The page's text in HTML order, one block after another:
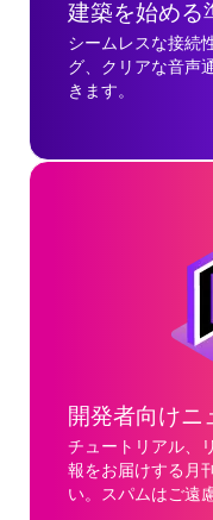
建築を始める
シームレスな接続
グ、クリアな音声
きます。
開発者向けニ
チュートリアル、
報をお届けする月
い。スパムはご遠